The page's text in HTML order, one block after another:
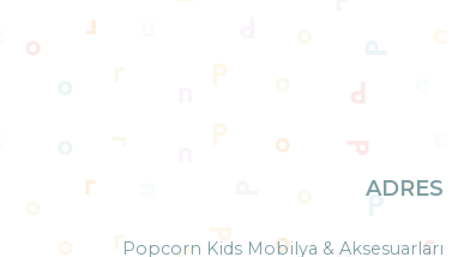
ADRES
Popcorn Kids Mobilya & Aksesuarları